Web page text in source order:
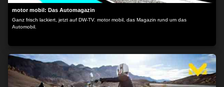
motor mobil: Das Automagazin
Ganz frisch lackiert, jetzt auf DW-TV. motor mobil, das Magazin rund um das
Automobil.